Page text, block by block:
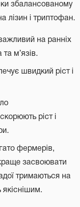
збалансованому
лізин і триптофан.
на ранніх
м’язів.
швидкий ріст і
ріст і
фермерів,
засвоювати
тримаються на
якіснішим.